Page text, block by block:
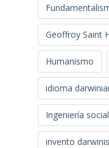
Geoffroy Saint
Humanismo
idioma
Ingeniería
invento